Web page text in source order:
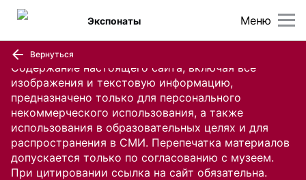
Содержание настоящего сайта, включая все
изображения и текстовую информацию,
предназначено только для персонального
некоммерческого использования, а также
использования в образовательных целях и для
распространения в СМИ. Перепечатка материалов
допускается только по согласованию с музеем.
При цитировании ссылка на сайт обязательна.
Меню
Экспонаты
Вернуться